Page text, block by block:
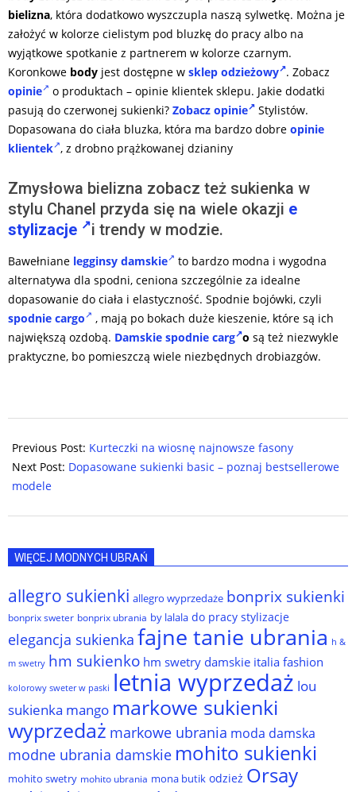
bielizna, która dodatkowo wyszczupla naszą sylwetkę. Można je
założyć w kolorze cielistym pod bluzkę do pracy albo na
wyjątkowe spotkanie z partnerem w kolorze czarnym.
Koronkowe body jest dostępne w sklep odzieżowy . Zobacz
opinie
o produktach – opinie klientek sklepu. Jakie dodatki
pasują do czerwonej sukienki? Zobacz opinie
Stylistów.
Dopasowana do ciała bluzka, która ma bardzo dobre opinie
klientek , z drobno prążkowanej dzianiny
Zmysłowa bielizna zobacz też sukienka w
stylu Chanel przyda się na wiele okazji e
stylizacje
i trendy w modzie.
Bawełniane legginsy damskie
to bardzo modna i wygodna
alternatywa dla spodni, ceniona szczególnie za idealne
dopasowanie do ciała i elastyczność. Spodnie bojówki, czyli
spodnie cargo
, mają po bokach duże kieszenie, które są ich
największą ozdobą. Damskie spodnie carg o są też niezwykle
praktyczne, bo pomieszczą wiele niezbędnych drobiazgów.
02-
08
Previous Post: Kurteczki na wiosnę najnowsze fasony
Next Post: Dopasowane sukienki basic – poznaj bestsellerowe
modele
WIĘCEJ MODNYCH UBRAŃ
allegro sukienki allegro wyprzedaże bonprix sukienki
bonprix sweter bonprix ubrania by lalala do pracy stylizacje
elegancja sukienka fajne tanie ubrania h &
m swetry hm sukienko hm swetry damskie italia fashion
kolorowy sweter w paski letnia wyprzedaż lou
sukienka mango markowe sukienki
wyprzedaż markowe ubrania moda damska
modne ubrania damskie mohito sukienki
mohito swetry mohito ubrania mona butik odzież Orsay